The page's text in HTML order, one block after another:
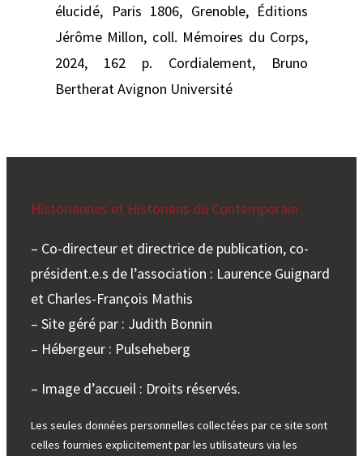
élucidé, Paris 1806, Grenoble, Éditions
Jérôme Millon, coll. Mémoires du Corps,
2024, 162 p. Cordialement, Bruno
Bertherat Avignon Université
Historiennes et Historiens du Contemporain
– Co-directeur et directrice de publication, co-
président.e.s de l’association : Laurence Guignard
et Charles-François Mathis
– Site géré par : Judith Bonnin
– Hébergeur : Pulseheberg
– Image d’accueil : Droits réservés.
Les seules données personnelles collectées par ce site sont
celles fournies explicitement par les utilisateurs via les